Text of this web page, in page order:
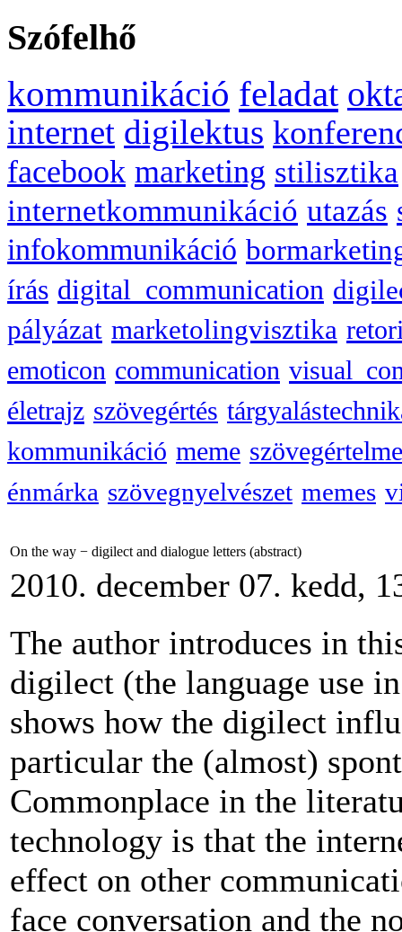
Szófelhő
kommunikáció feladat
internet digilektus
facebook marketing stilisztika
internetkommunikáció utazás
infokommunikáció
írás digital_communication
pályázat marketolingvisztika
emoticon communication
életrajz szövegértés
kommunikáció meme
énmárka szövegnyelvészet memes
On the way − digilect and dialogue letters (abstract)
2010. december 07. kedd,
The author introduces in
digilect (the language use
shows how the digilect
particular the (almost)
Commonplace in the
technology is that the
effect on other
face conversation and the